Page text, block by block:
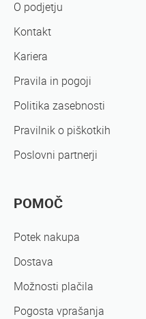
O podjetju
Kontakt
Kariera
Pravila in pogoji
Politika zasebnosti
Pravilnik o piškotkih
Poslovni partnerji
POMOČ
Potek nakupa
Dostava
Možnosti plačila
Pogosta vprašanja